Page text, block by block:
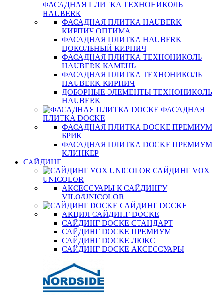
ФАСАДНАЯ ПЛИТКА ТЕХНОНИКОЛЬ
HAUBERK
ФАСАДНАЯ ПЛИТКА HAUBERK
КИРПИЧ ОПТИМА
ФАСАДНАЯ ПЛИТКА HAUBERK
ЦОКОЛЬНЫЙ КИРПИЧ
ФАСАДНАЯ ПЛИТКА ТЕХНОНИКОЛЬ
HAUBERK КАМЕНЬ
ФАСАДНАЯ ПЛИТКА ТЕХНОНИКОЛЬ
HAUBERK КИРПИЧ
ДОБОРНЫЕ ЭЛЕМЕНТЫ ТЕХНОНИКОЛЬ
HAUBERK
ФАСАДНАЯ
ПЛИТКА DOCKE
ФАСАДНАЯ ПЛИТКА DOCKE ПРЕМИУМ
БРИК
ФАСАДНАЯ ПЛИТКА DOCKE ПРЕМИУМ
КЛИНКЕР
САЙДИНГ
САЙДИНГ VOX
UNICOLOR
АКСЕССУАРЫ К САЙДИНГУ
VILO/UNICOLOR
САЙДИНГ DOCKE
АКЦИЯ САЙДИНГ DOCKE
САЙДИНГ DOCKE СТАНДАРТ
САЙДИНГ DOCKE ПРЕМИУМ
САЙДИНГ DOCKE ЛЮКС
САЙДИНГ DOCKE АКСЕССУАРЫ